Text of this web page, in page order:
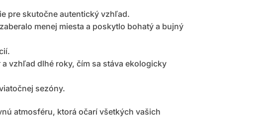
pre skutočne autentický vzhľad.
menej miesta a poskytlo bohatý a bujný
vzhľad dlhé roky, čím sa stáva ekologicky
sezóny.
atmosféru, ktorá očarí všetkých vašich